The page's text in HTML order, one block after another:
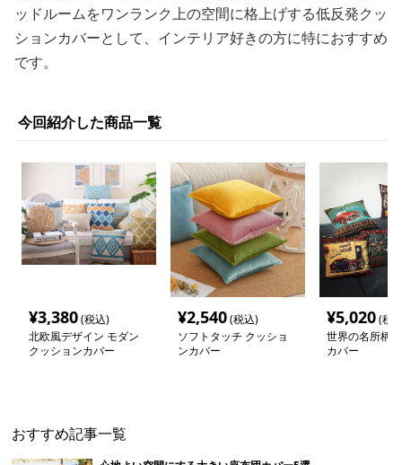
ッドルームをワンランク上の空間に格上げする低反発クッ
ションカバーとして、インテリア好きの方に特におすすめ
です。
今回紹介した商品一覧
¥3,380(税込)
北欧風デザイン モダン
クッションカバー
¥2,540(税込)
ソフトタッチ クッショ
ンカバー
¥5,020(税
世界の名所柄
カバー
おすすめ記事一覧